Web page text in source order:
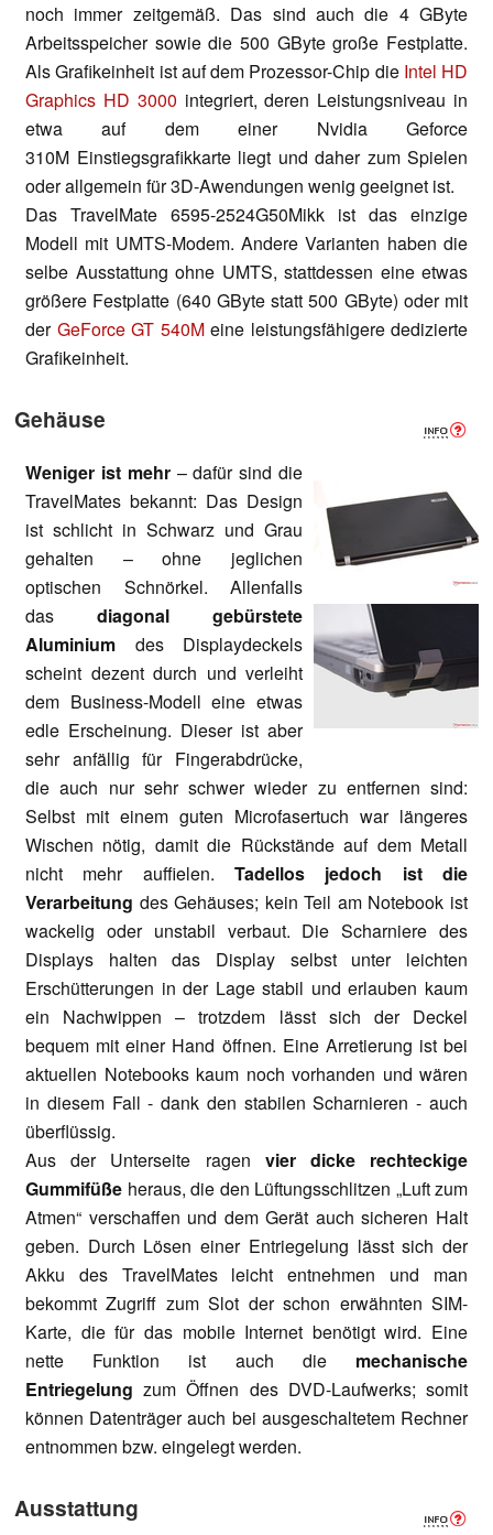
noch immer zeitgemäß. Das sind auch die 4 GByte
Arbeitsspeicher sowie die 500 GByte große Festplatte.
Als Grafikeinheit ist auf dem Prozessor-Chip die Intel HD
Graphics HD 3000 integriert, deren Leistungsniveau in
etwa auf dem einer Nvidia Geforce
310M Einstiegsgrafikkarte liegt und daher zum Spielen
oder allgemein für 3D-Awendungen wenig geeignet ist.
Das TravelMate 6595-2524G50Mikk ist das einzige
Modell mit UMTS-Modem. Andere Varianten haben die
selbe Ausstattung ohne UMTS, stattdessen eine etwas
größere Festplatte (640 GByte statt 500 GByte) oder mit
der GeForce GT 540Meine leistungsfähigere dedizierte
Grafikeinheit.
Gehäuse
Weniger ist mehr– dafür sind die
TravelMates bekannt: Das Design
ist schlicht in Schwarz und Grau
gehalten – ohne jeglichen
optischen Schnörkel. Allenfalls
das diagonal gebürstete
Aluminium des Displaydeckels
scheint dezent durch und verleiht
dem Business-Modell eine etwas
edle Erscheinung. Dieser ist aber
sehr anfällig für Fingerabdrücke,
die auch nur sehr schwer wieder zu entfernen sind:
Selbst mit einem guten Microfasertuch war längeres
Wischen nötig, damit die Rückstände auf dem Metall
nicht mehr auffielen. Tadellos jedoch ist die
Verarbeitung des Gehäuses; kein Teil am Notebook ist
wackelig oder unstabil verbaut. Die Scharniere des
Displays halten das Display selbst unter leichten
Erschütterungen in der Lage stabil und erlauben kaum
ein Nachwippen – trotzdem lässt sich der Deckel
bequem mit einer Hand öffnen. Eine Arretierung ist bei
aktuellen Notebooks kaum noch vorhanden und wären
in diesem Fall - dank den stabilen Scharnieren - auch
überflüssig.
Aus der Unterseite ragen vier dicke rechteckige
Gummifüße heraus, die den Lüftungsschlitzen „Luft zum
Atmen“ verschaffen und dem Gerät auch sicheren Halt
geben. Durch Lösen einer Entriegelung lässt sich der
Akku des TravelMates leicht entnehmen und man
bekommt Zugriff zum Slot der schon erwähnten SIM-
Karte, die für das mobile Internet benötigt wird. Eine
nette Funktion ist auch die mechanische
Entriegelung zum Öffnen des DVD-Laufwerks; somit
können Datenträger auch bei ausgeschaltetem Rechner
entnommen bzw. eingelegt werden.
Ausstattung